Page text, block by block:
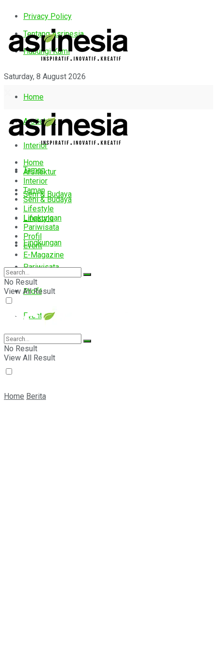
Privacy Policy
Tentang Asrinesia
Hubungi Kami
Saturday, 8 August 2026
Home
Arsitektur
Interior
Taman
Seni & Budaya
Lifestyle
Lingkungan
Pariwisata
Profil
Event
E-Magazine
Home
Arsitektur
Interior
Taman
Seni & Budaya
Lifestyle
Lingkungan
Pariwisata
Profil
Event
E-Magazine
No Result
View All Result
No Result
View All Result
Home Berita